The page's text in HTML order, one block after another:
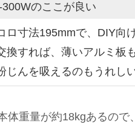
300Wのここが良い
ロ寸法195mmで、DIY向
換すれば、薄いアルミ板
じんを吸えるのもうれし
体重量が約18kgあるの